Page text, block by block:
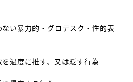
い暴力的・グロテスク・性的表
過度に推す、又は貶す行為